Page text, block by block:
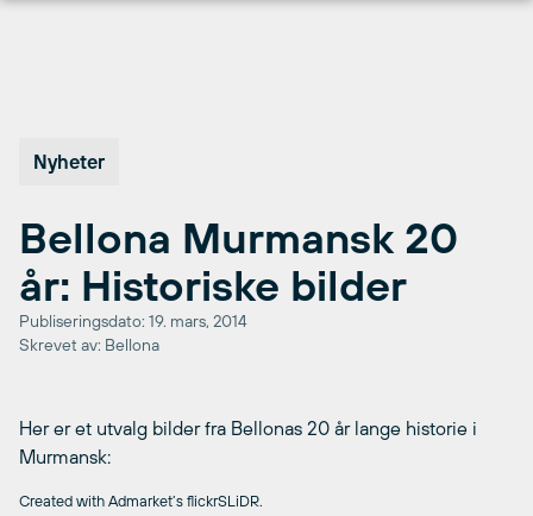
Nyheter
Bellona Murmansk 20
år: Historiske bilder
Publiseringsdato: 19. mars, 2014
Skrevet av: Bellona
Her er et utvalg bilder fra Bellonas 20 år lange historie i
Murmansk:
Created with Admarket’s flickrSLiDR.